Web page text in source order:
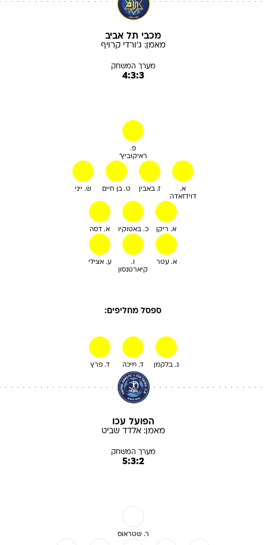
מכבי תל אביב
מאמן: ג'ורדי קרויף
מערך המשחק
4:3:3
פ.
ראיקוביץ'
ש. ייני ט. בן חיים ז. באבין
א.
דוידזאדה
א. דסה כ. באטוקיו א. ריקן
ע. אצילי
ו.
קיארטנסון
א. עטר
ספסל מחליפים:
ד. פרץ ד. מיכה נ. בלקמן
הפועל עכו
מאמן:אלדד שביט
מערך המשחק
5:3:2
ר. שטראוס